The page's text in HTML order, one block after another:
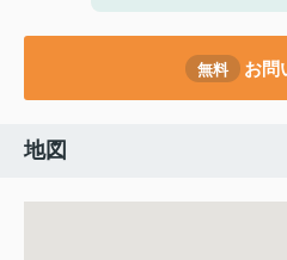
無料 お問
地図